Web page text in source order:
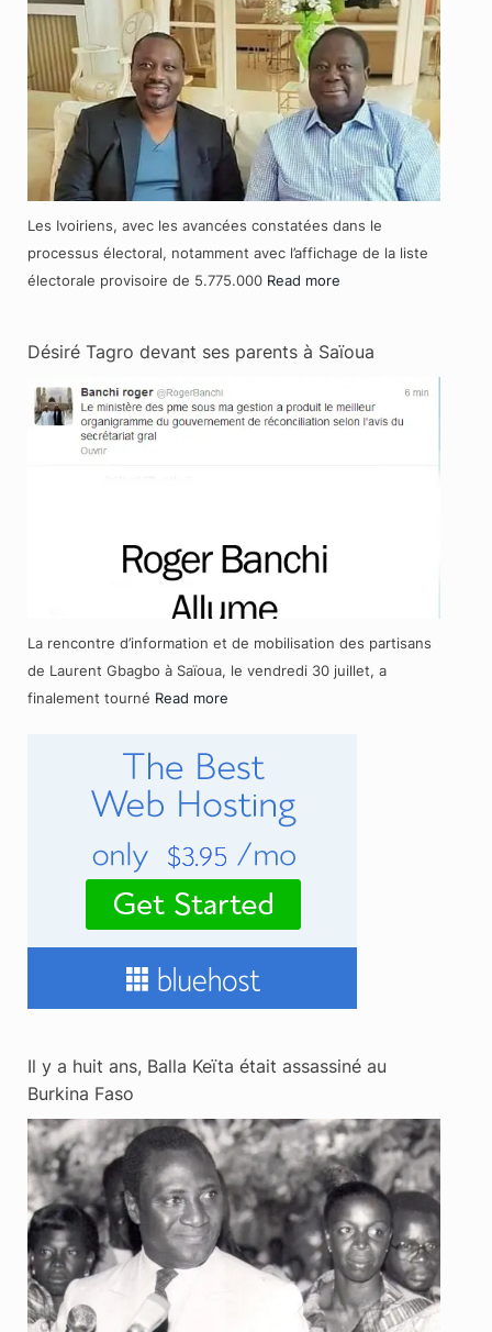
Les Ivoiriens, avec les avancées constatées dans le
processus électoral, notamment avec l’affichage de la liste
électorale provisoire de 5.775.000 Read more
Désiré Tagro devant ses parents à Saïoua
La rencontre d’information et de mobilisation des partisans
de Laurent Gbagbo à Saïoua, le vendredi 30 juillet, a
finalement tourné Read more
Il y a huit ans, Balla Keïta était assassiné au
Burkina Faso